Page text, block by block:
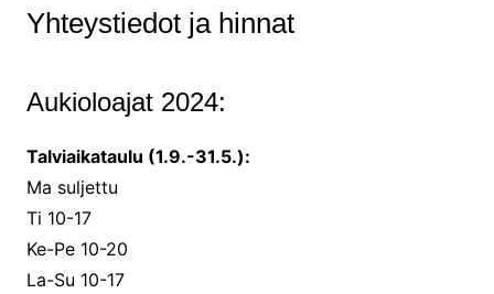
Yhteystiedot ja hinnat
Aukioloajat 2024:
Talviaikataulu (1.9.-31.5.):
Ma suljettu
Ti 10-17
Ke-Pe 10-20
La-Su 10-17